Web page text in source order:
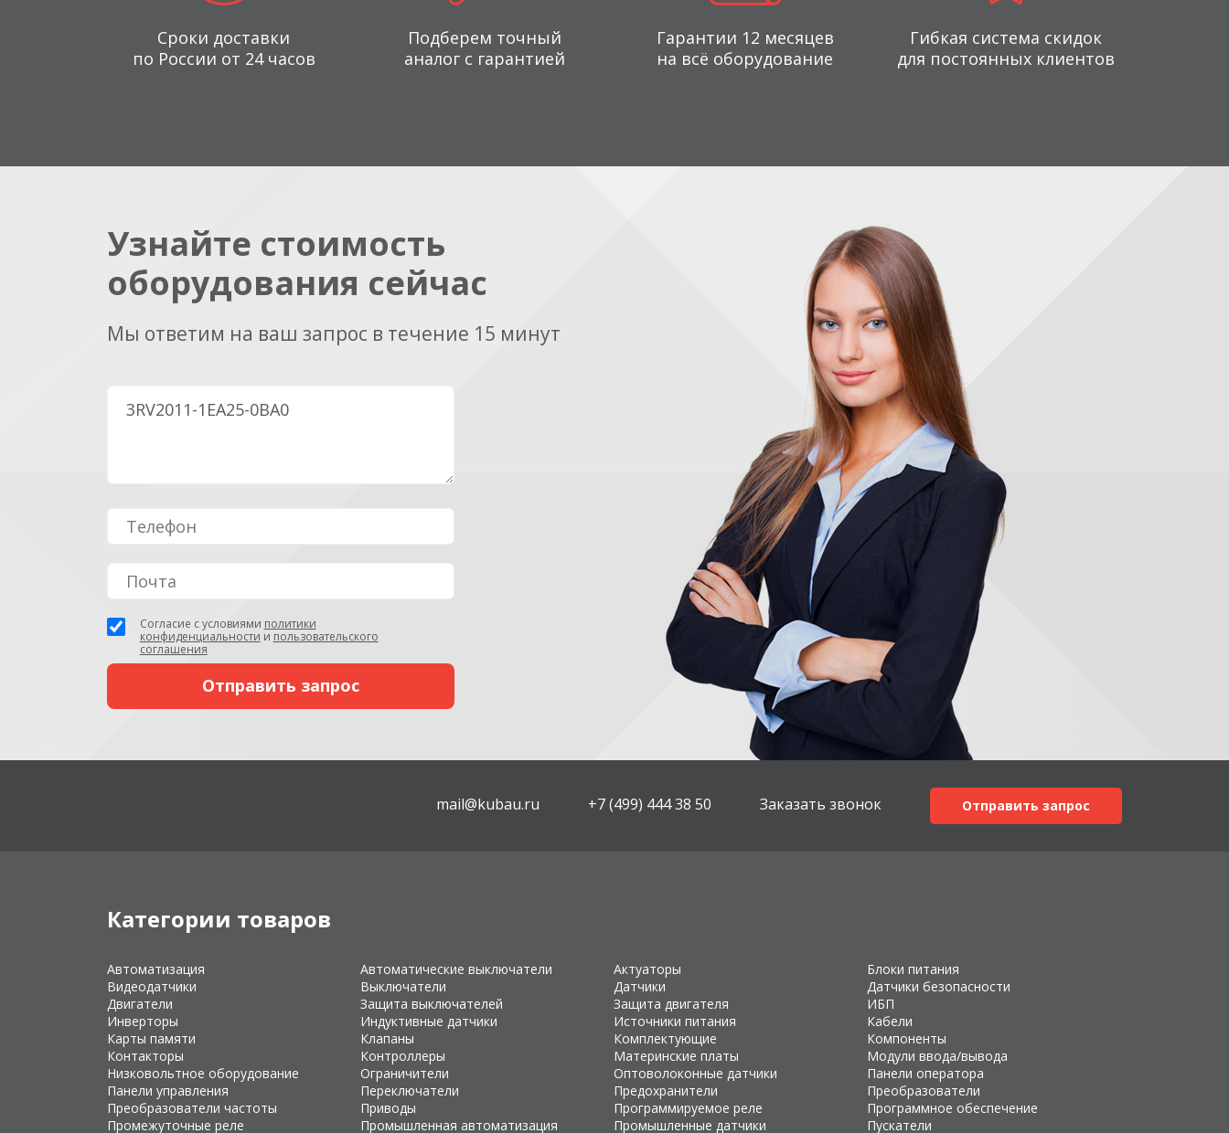
Сроки доставки
по России от 24 часов
Подберем точный
аналог с гарантией
Гарантии 12 месяцев
на всё оборудование
Гибкая система скидок
для постоянных клиентов
Узнайте стоимость
оборудования сейчас
Мы ответим на ваш запрос в течение 15 минут
Согласие с условиями политики
конфиденциальности и пользовательского
соглашения
mail@kubau.ru +7 (499) 444 38 50 Заказать звонок Отправить запрос
Категории товаров
Автоматизация Автоматические выключатели Актуаторы
Блоки питания
Видеодатчики
Выключатели Датчики
Датчики безопасности
Двигатели
Защита выключателей Защита двигателя
ИБП
Инверторы
Индуктивные датчики Источники питания
Кабели
Карты памяти
Клапаны Комплектующие
Компоненты
Контакторы
Контроллеры Материнские платы
Модули ввода/вывода
Низковольтное оборудование
Ограничители Оптоволоконные датчики
Панели оператора
Панели управления
Переключатели Предохранители
Преобразователи
Преобразователи частоты
Приводы Программируемое реле
Программное обеспечение
Промежуточные реле
Промышленная автоматизация Промышленные датчики Пускатели